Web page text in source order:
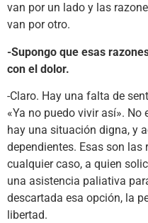
van por un lado y las
van por otro.
-Supongo que esas
con el dolor.
-Claro. Hay una falta de
«Ya no puedo vivir así». No
hay una situación digna, y
dependientes. Esas son las
cualquier caso, a quien
una asistencia paliativa
descartada esa opción, la
libertad.